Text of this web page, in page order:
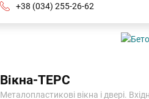
+38 (034) 255-26-62
Вікна-ТЕРС
Металопластикові вікна і двері.